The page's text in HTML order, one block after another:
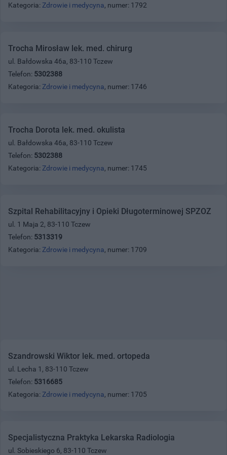
Kategoria: Zdrowie i medycyna, numer: 1792
Trocha Mirosław lek. med. chirurg
ul. Bałdowska 46a, 83-110 Tczew
Telefon: 5302388
Kategoria: Zdrowie i medycyna, numer: 1746
Trocha Dorota lek. med. okulista
ul. Bałdowska 46a, 83-110 Tczew
Telefon: 5302388
Kategoria: Zdrowie i medycyna, numer: 1745
Szpital Rehabilitacyjny i Opieki Długoterminowej SPZOZ
ul. 1 Maja 2, 83-110 Tczew
Telefon: 5313319
Kategoria: Zdrowie i medycyna, numer: 1709
Szandrowski Wiktor lek. med. ortopeda
ul. Lecha 1, 83-110 Tczew
Telefon: 5316685
Kategoria: Zdrowie i medycyna, numer: 1705
Specjalistyczna Praktyka Lekarska Radiologia
ul. Sobieskiego 6, 83-110 Tczew